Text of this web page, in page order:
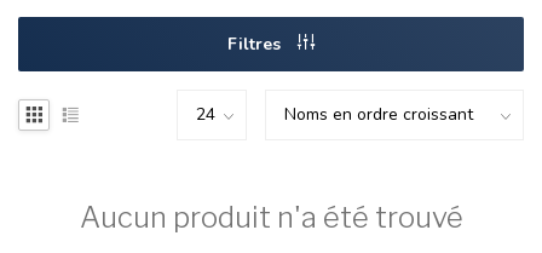
Filtres
Aucun produit n'a été trouvé